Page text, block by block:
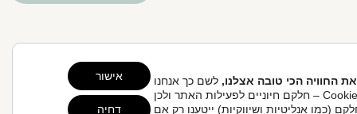
אחריות הגולש לקבלת ייעוץ ע"י רופא.
החוויה הכי טובה אצלנו, לשם כך אנחנו
משתמשים בקובצי Cookie – חלקם חיוניים לפעילות האתר ולכן
(כמו אנליטיות ושיווקיות) ייטענו רק אם
אישור
דחיה